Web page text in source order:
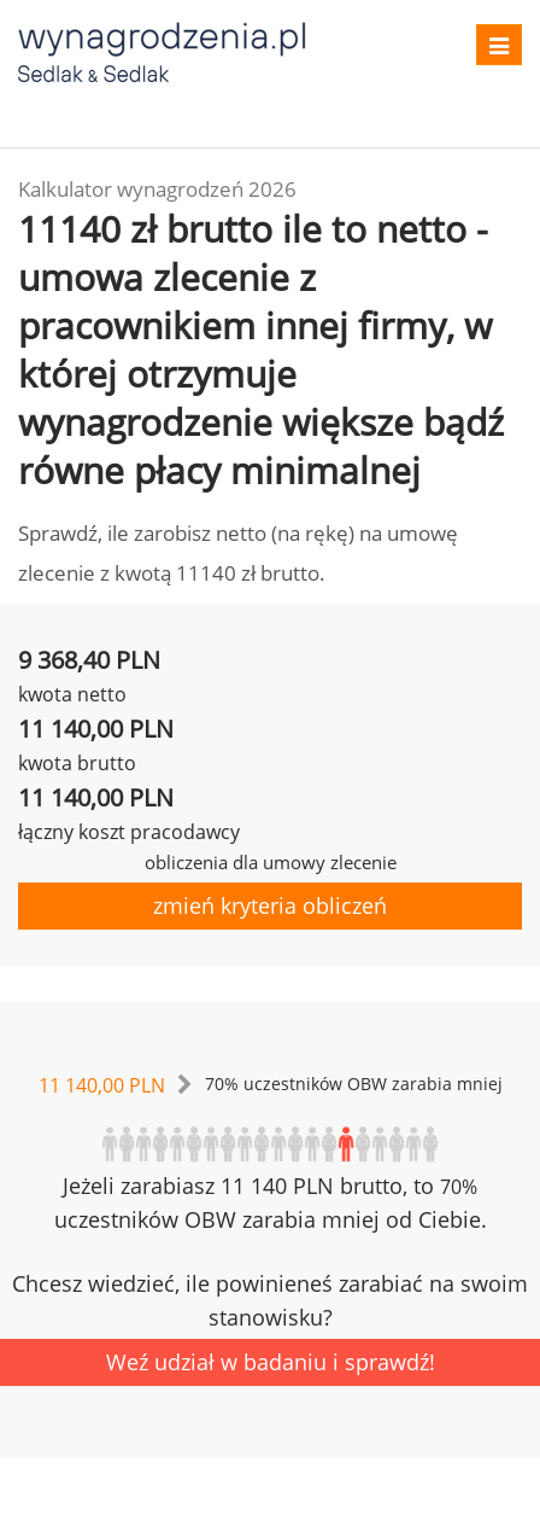
Kalkulator wynagrodzeń 2026
11140 zł brutto ile to netto -
umowa zlecenie z
pracownikiem innej firmy, w
której otrzymuje
wynagrodzenie większe bądź
równe płacy minimalnej
Sprawdź, ile zarobisz netto (na rękę) na umowę
zlecenie z kwotą 11140 zł brutto.
9 368,40 PLN
kwota netto
11 140,00 PLN
kwota brutto
11 140,00 PLN
łączny koszt pracodawcy
obliczenia dla umowy zlecenie
zmień kryteria obliczeń
11 140,00 PLN 70% uczestników OBW zarabia mniej
Jeżeli zarabiasz 11 140 PLN brutto, to 70%
uczestników OBW zarabia mniej od Ciebie.
Chcesz wiedzieć, ile powinieneś zarabiać na swoim
stanowisku?
Weź udział w badaniu i sprawdź!